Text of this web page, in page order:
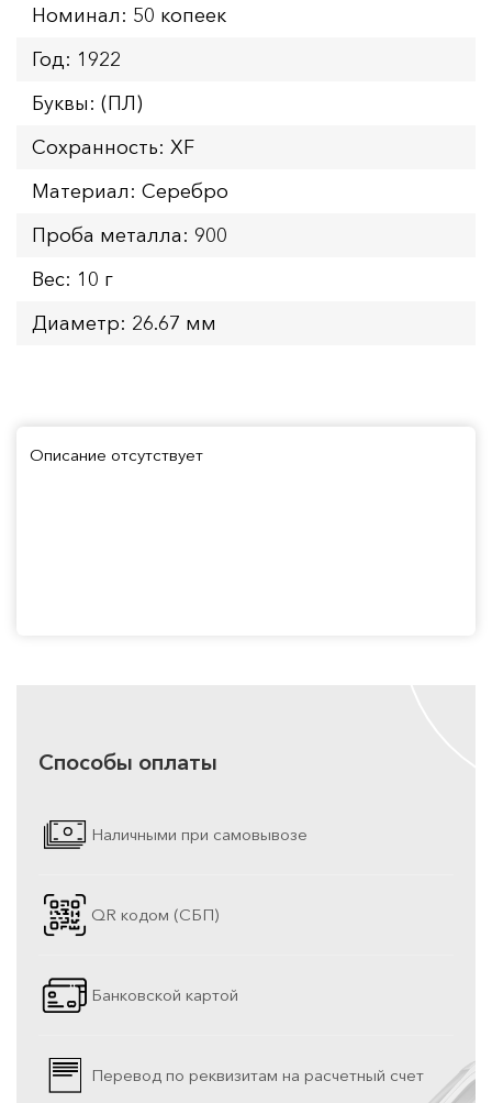
Номинал: 50 копеек
Год: 1922
Буквы: (ПЛ)
Сохранность: XF
Материал: Серебро
Проба металла: 900
Вес: 10 г
Диаметр: 26.67 мм
Описание отсутствует
Способы оплаты
Наличными при самовывозе
QR кодом (СБП)
Банковской картой
Перевод по реквизитам на расчетный счет